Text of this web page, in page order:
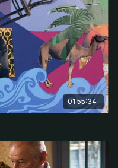
01:55:34